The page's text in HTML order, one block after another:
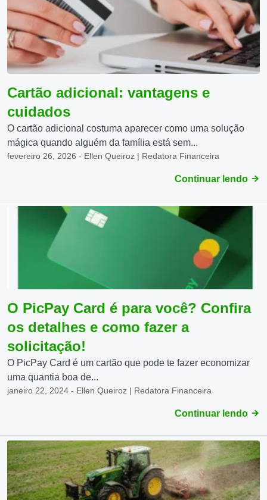
Cartão adicional: vantagens e
cuidados
O cartão adicional costuma aparecer como uma solução
mágica quando alguém da família está sem...
fevereiro 26, 2026 - Ellen Queiroz | Redatora Financeira
Continuar lendo
O PicPay Card é para você? Confira
os detalhes e como fazer a
solicitação!
O PicPay Card é um cartão que pode te fazer economizar
uma quantia boa de...
janeiro 22, 2024 - Ellen Queiroz | Redatora Financeira
Continuar lendo